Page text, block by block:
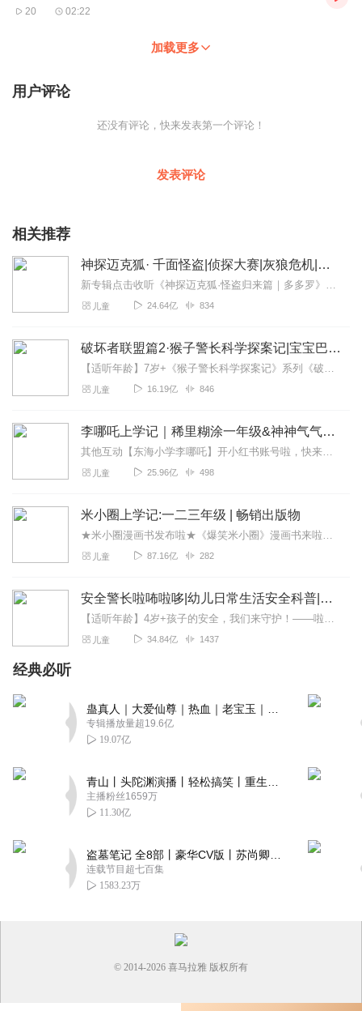
20 02:22
加载更多
用户评论
还没有评论，快来发表第一个评论！
发表评论
相关推荐
神探迈克狐· 千面怪盗|侦探大赛|灰狼危机|多多罗
新专辑点击收听《神探迈克狐·怪盗归来篇｜多多罗》！！！>>>点击进入主播橱窗购买《神探迈克狐》系列图书吧!<<<多多罗故事【点击前往】收听多多罗其他好玩有趣的故...
儿童 24.64亿 834
破坏者联盟篇2·猴子警长科学探案记|宝宝巴士故事
【适听年龄】7岁+《猴子警长科学探案记》系列《破坏者联盟篇1·猴子警长科学探案记》>>>《破坏者联盟篇2·猴子警长科学探案记》>>>《破坏者联盟篇3·猴子警长科...
儿童 16.19亿 846
李哪吒上学记｜稀里糊涂一年级&神神气气二年级
其他互动【东海小学李哪吒】开小红书账号啦，快来关注和李哪吒成为好朋友！有机会免费领儿童会员、官方周边！【点击加入】东海小学广播站圈子，更多互动！李哪吒全新冒险番...
儿童 25.96亿 498
米小圈上学记:一二三年级 | 畅销出版物
★米小圈漫画书发布啦★《爆笑米小圈》漫画书来啦《米小圈上学记》一二三年级正版广播剧！《米小圈上学记》系列是儿童作家北猫最新创作的儿童小说系列，作品诙谐幽默、好...
儿童 87.16亿 282
安全警长啦咘啦哆|幼儿日常生活安全科普|宝宝巴士
【适听年龄】4岁+孩子的安全，我们来守护！——啦咘啦哆警长宣孩子天生爱冒险，好奇心爆棚！不是在大马路上比赛跑，就是踩着椅子上下跳，怎样才能保护孩子平安长大？听...
儿童 34.84亿 1437
经典必听
专辑播放量超19.6亿
19.07亿
主播粉丝1659万
11.30亿
连载节目超七百集
1583.23万
© 2014-2026 喜马拉雅 版权所有